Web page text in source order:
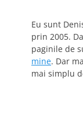
Eu sunt
prin 2005.
paginile de
mine. Dar
mai simplu